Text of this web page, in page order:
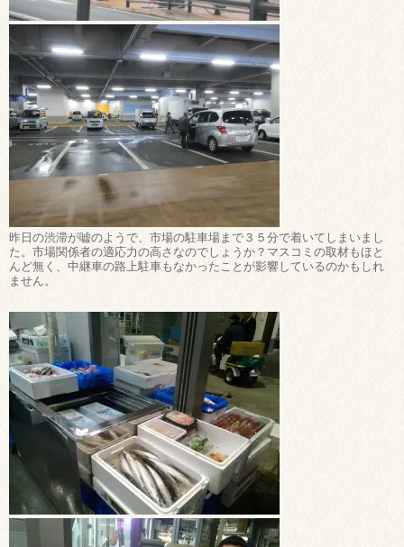
昨日の渋滞が嘘のようで、市場の駐車場まで３５分で着いてしまいまし
た。市場関係者の適応力の高さなのでしょうか？マスコミの取材もほと
んど無く、中継車の路上駐車もなかったことが影響しているのかもしれ
ません。